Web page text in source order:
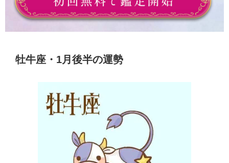
牡牛座・1月後半の運勢